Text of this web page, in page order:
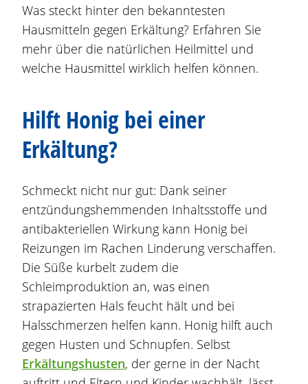
Was steckt hinter den bekanntesten
Hausmitteln gegen Erkältung? Erfahren Sie
mehr über die natürlichen Heilmittel und
welche Hausmittel wirklich helfen können.
Hilft Honig bei einer
Erkältung?
Schmeckt nicht nur gut: Dank seiner
entzündungshemmenden Inhaltsstoffe und
antibakteriellen Wirkung kann Honig bei
Reizungen im Rachen Linderung verschaffen.
Die Süße kurbelt zudem die
Schleimproduktion an, was einen
strapazierten Hals feucht hält und bei
Halsschmerzen helfen kann. Honig hilft auch
gegen Husten und Schnupfen. Selbst
Erkältungshusten, der gerne in der Nacht